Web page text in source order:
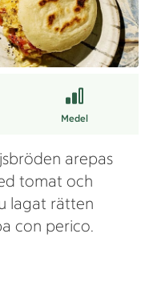
Medel
arepas
tomat och
lagat rätten
con perico.